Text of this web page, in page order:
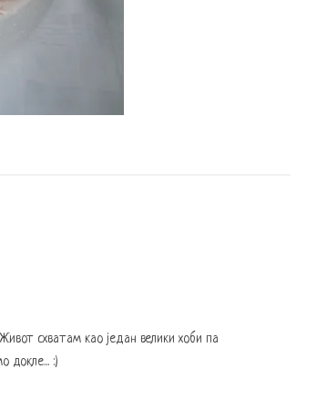
схватам као један велики хоби па
докле... :)